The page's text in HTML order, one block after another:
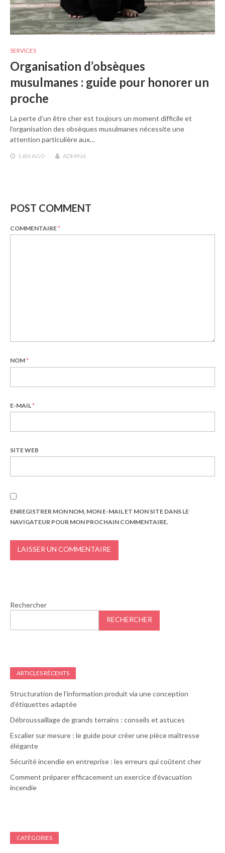
SERVICES
Organisation d’obsèques
musulmanes : guide pour honorer un
proche
La perte d’un être cher est toujours un moment difficile et
l’organisation des obsèques musulmanes nécessite une
attention particulière aux…
1 AN AGO ADMIN6
POST COMMENT
COMMENTAIRE*
NOM*
E-MAIL*
SITE WEB
ENREGISTRER MON NOM, MON E-MAIL ET MON SITE DANS LE
NAVIGATEUR POUR MON PROCHAIN COMMENTAIRE.
Rechercher
RECHERCHER
ARTICLES RÉCENTS
Structuration de l’information produit via une conception
d’étiquettes adaptée
Débroussaillage de grands terrains : conseils et astuces
Escalier sur mesure : le guide pour créer une pièce maîtresse
élégante
Sécurité incendie en entreprise : les erreurs qui coûtent cher
Comment préparer efficacement un exercice d’évacuation
incendie
CATÉGORIES